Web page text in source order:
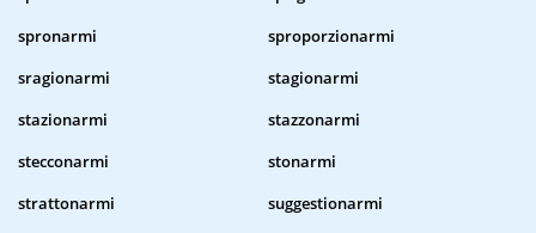
spronarmi
sproporzionarmi
sragionarmi
stagionarmi
stazionarmi
stazzonarmi
stecconarmi
stonarmi
strattonarmi
suggestionarmi